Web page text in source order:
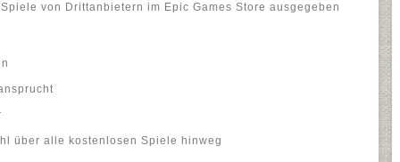
von Drittanbietern im Epic Games Store ausgegeben
über alle kostenlosen Spiele hinweg